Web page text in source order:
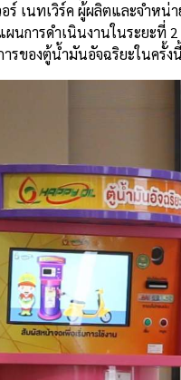
ร์ เนทเวิร์ค ผู้ผลิตและจำห
การดำเนินงานในระยะที่ 2
รของตู้น้ำมันอัจฉริยะในครั้ง